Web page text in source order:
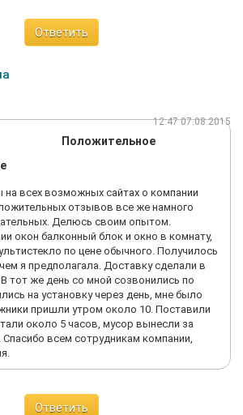
Ответить
12:47 07.08.2015
Положительное
всех возможных сайтах о компании
отзывов все же намного
Делюсь своим опытом.
окон балконный блок и окно в комнату,
по цене обычного. Получилось
я предполагала. Доставку сделали в
тот же день со мной созвонились по
на установку через день, мне было
пришли утром около 10. Поставили
около 5 часов, мусор вынесли за
всем сотрудникам компании,
Ответить